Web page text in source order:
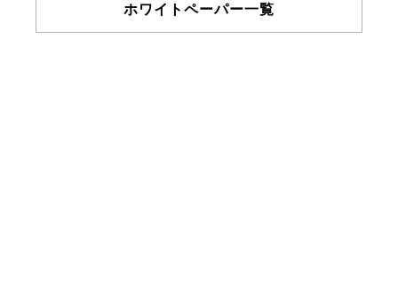
ホワイトペーパー一覧